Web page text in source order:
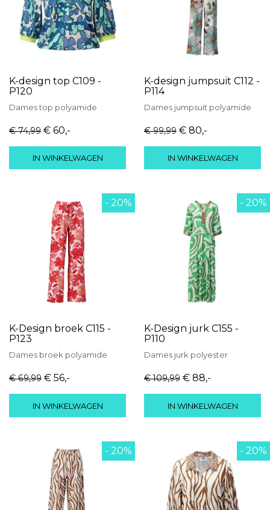
K-design top C109 -
P120
Damestop polyamide
€ 74,99 € 60,-
IN WINKELWAGEN
K-design jumpsuit C112 -
P114
Dames jumpsuit polyamide
€ 99,99 € 80,-
IN WINKELWAGEN
- 20%
K-Design broek C115 -
P123
Dames broek polyamide
€ 69,99 € 56,-
IN WINKELWAGEN
- 20%
K-Design jurk C155 -
P110
Dames jurk polyester
€ 109,99 € 88,-
IN WINKELWAGEN
- 20% - 20%